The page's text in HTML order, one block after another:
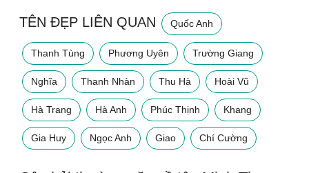
TÊN ĐẸP LIÊN QUAN Quốc Anh
Thanh Tùng Phương Uyên Trường Giang
Nghĩa Thanh Nhàn Thu Hà Hoài Vũ
Hà Trang Hà Anh Phúc Thịnh Khang
Gia Huy Ngọc Anh Giao Chí Cường